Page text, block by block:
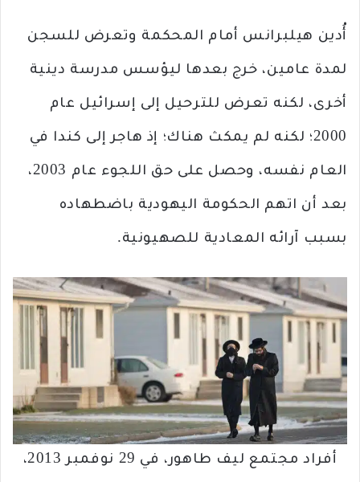
أُدين هيلبرانس أمام المحكمة وتعرض للسجن
لمدة عامين، خرج بعدها ليؤسس مدرسة دينية
أخرى، لكنه تعرض للترحيل إلى إسرائيل عام
2000؛ لكنه لم يمكث هناك؛ إذ هاجر إلى كندا في
العام نفسه، وحصل على حق اللجوء عام 2003،
بعد أن اتهم الحكومة اليهودية باضطهاده
بسبب آرائه المعادية للصهيونية.
أفراد مجتمع ليف طاهور، في 29 نوفمبر 2013،